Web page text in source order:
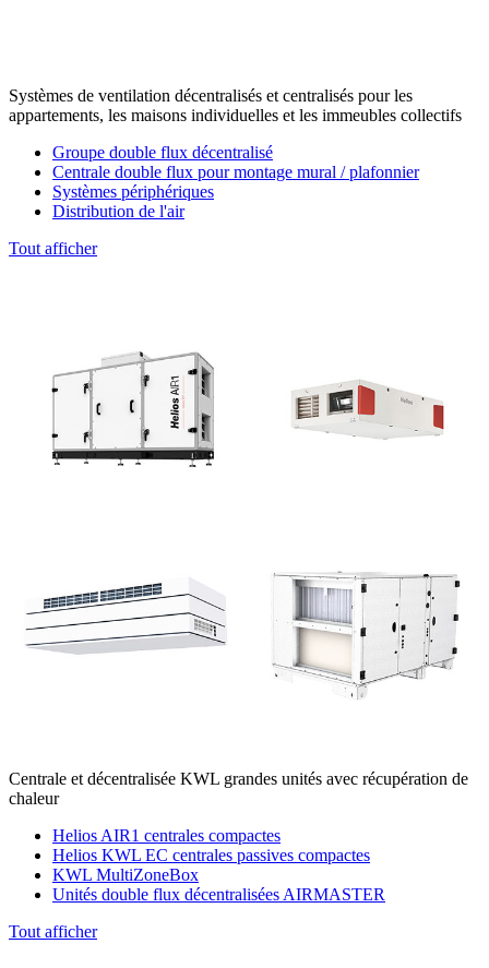
Systèmes de ventilation décentralisés et centralisés pour les
appartements, les maisons individuelles et les immeubles collectifs
Groupe double flux décentralisé
Centrale double flux pour montage mural / plafonnier
Systèmes périphériques
Distribution de l'air
Tout afficher
Centrale et décentralisée KWL grandes unités avec récupération de
chaleur
Helios AIR1 centrales compactes
Helios KWL EC centrales passives compactes
KWL MultiZoneBox
Unités double flux décentralisées AIRMASTER
Tout afficher